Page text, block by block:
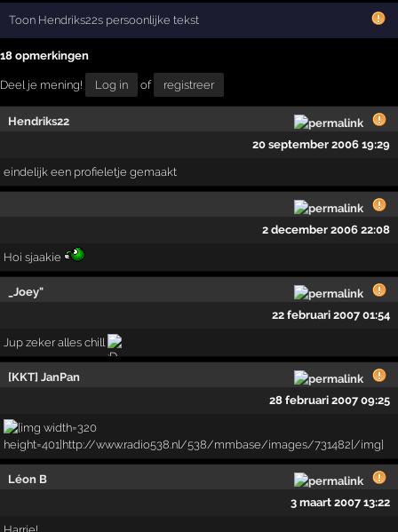
Toon Hendriks22s persoonlijke tekst
18 opmerkingen
Deel je mening! Log in of registreer
Hendriks22
20 september 2006 19:29
eindelijk een profieletje gemaakt
2 december 2006 22:08
Hoi sjaakie
_Joey"
22 februari 2007 01:54
Jup zeker alles chill
[KKT] JanPan
28 februari 2007 09:25
Léon B
3 maart 2007 13:22